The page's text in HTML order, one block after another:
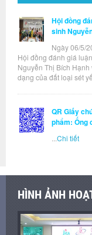
Hội đồng
sinh
Ngày 06/5/
Hội đồng đánh giá
Nguyễn Thị Bích
dạng của đất loại sét
QR Giấy
phẩm: Ống
Chi tiết
HÌNH ẢNH